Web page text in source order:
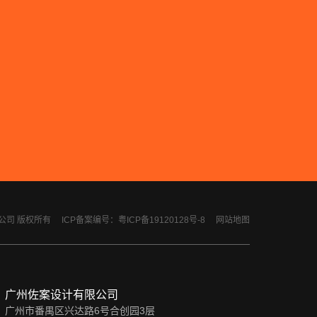
司 版权所有 ICP备案编号：粤ICP备19120128号-8 网站地图
广州佐案设计有限公司
广州市番禺区兴达路6号合创园3层